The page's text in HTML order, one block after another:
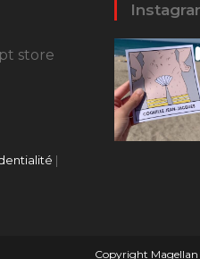
store
|
Copyright Magellan